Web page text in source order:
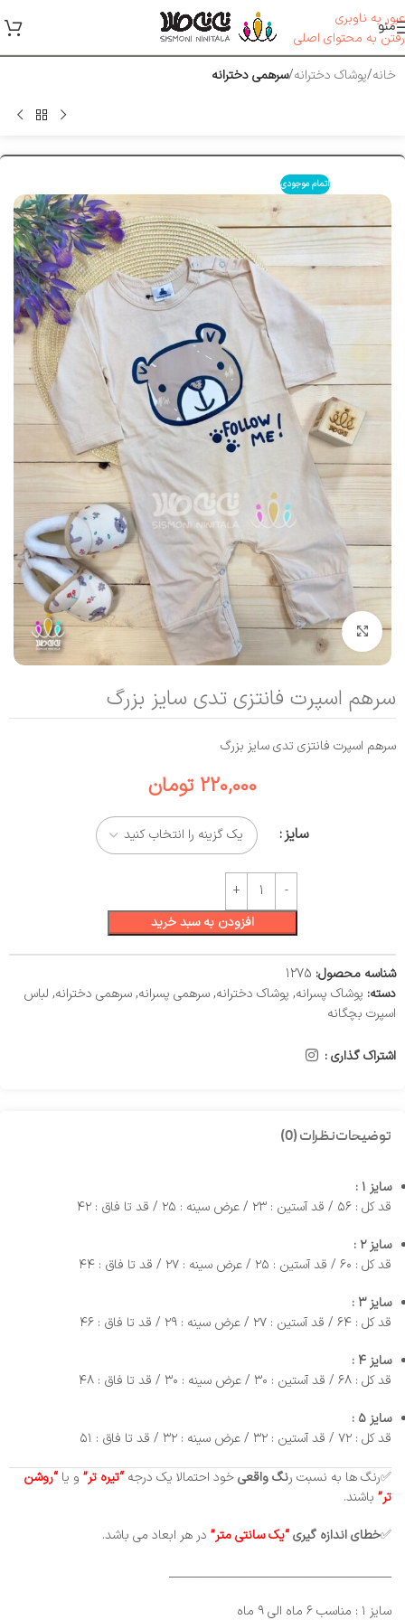
عبور به ناوبری
رفتن به محتوای اصلی
منو
خانه پوشاک دخترانه سرهمی دخترانه
اتمام موجودی
بزرگنمایی تصویر
سرهم اسپرت فانتزی تدی سایز بزرگ
سرهم اسپرت فانتزی تدی سایز بزرگ
220,000 تومان
سایز
افزودن به سبد خرید
شناسه محصول: 1275
دسته: پوشاک پسرانه, پوشاک دخترانه,سرهمی پسرانه,سرهمی دخترانه, لباس
اسپرت بچگانه
اشتراک گذاری :
توضیحاتنظرات (0)
سایز ۱ :
قد کل : ۵۶ / قد آستین : ۲۳ / عرض سینه : ۲۵ / قد تا فاق : ۴۲
سایز ۲ :
قد کل : ۶۰ / قد آستین : ۲۵ / عرض سینه : ۲۷ / قد تا فاق : ۴۴
سایز ۳ :
قد کل : ۶۴ / قد آستین : ۲۷ / عرض سینه : ۲۹ / قد تا فاق : ۴۶
سایز ۴ :
قد کل : ۶۸ / قد آستین : ۳۰ / عرض سینه : ۳۰ / قد تا فاق : ۴۸
سایز ۵ :
قد کل : ۷۲ / قد آستین : ۳۲ / عرض سینه : ۳۲ / قد تا فاق : ۵۱
✅رنگ ها به نسبت رنگ واقعیخود احتمالا یک درجه“تیره تر” و یا“روشن
تر” باشند.
✅خطایاندازه گیری“یک سانتی متر” در هر ابعاد می باشد.
_________________________________________
سایز ۱ : مناسب ۶ ماه الی ۹ ماه